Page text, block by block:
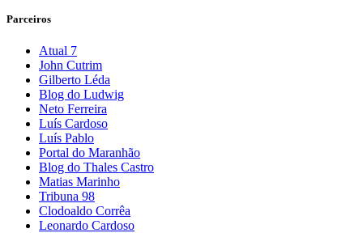
Parceiros
Atual 7
John Cutrim
Gilberto Léda
Blog do Ludwig
Neto Ferreira
Luís Cardoso
Luís Pablo
Portal do Maranhão
Blog do Thales Castro
Matias Marinho
Tribuna 98
Clodoaldo Corrêa
Leonardo Cardoso